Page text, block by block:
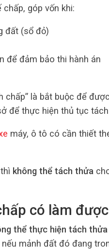
góp vốn khi:
đất (sổ đỏ)
để đảm bảo thi hành án
chấp” là bắt buộc để
để thực hiện thủ tục
máy, ô tô có cần thiết
không thể tách thửa
có làm
thể thực hiện tách
mảnh đất đó đang